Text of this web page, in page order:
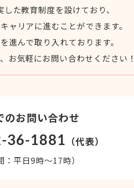
た教育制度を設けており、
ャリアに進むことができます。
進んで取り入れております。
お気軽にお問い合わせください
のお問い合わせ
36-1881 （代表）
：平日9時～17時）